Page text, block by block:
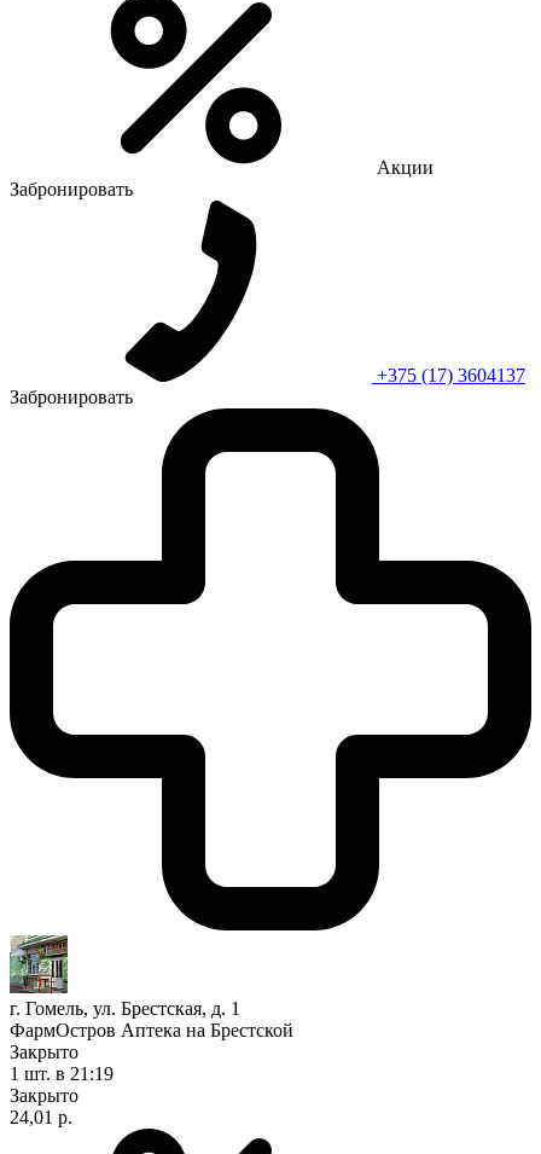
Акции
Забронировать
+375 (17) 3604137
Забронировать
г. Гомель, ул. Брестская, д. 1
ФармОстров Аптека на Брестской
Закрыто
1 шт. в 21:19
Закрыто
24,01 р.